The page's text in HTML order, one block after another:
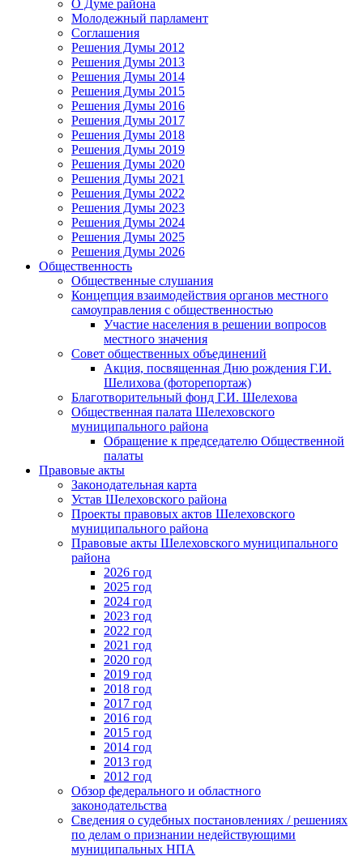
О Думе района
Молодежный парламент
Соглашения
Решения Думы 2012
Решения Думы 2013
Решения Думы 2014
Решения Думы 2015
Решения Думы 2016
Решения Думы 2017
Решения Думы 2018
Решения Думы 2019
Решения Думы 2020
Решения Думы 2021
Решения Думы 2022
Решения Думы 2023
Решения Думы 2024
Решения Думы 2025
Решения Думы 2026
Общественность
Общественные слушания
Концепция взаимодействия органов местного
самоуправления с общественностью
Участие населения в решении вопросов
местного значения
Совет общественных объединений
Акция, посвященная Дню рождения Г.И.
Шелихова (фоторепортаж)
Благотворительный фонд Г.И. Шелехова
Общественная палата Шелеховского
муниципального района
Обращение к председателю Общественной
палаты
Правовые акты
Законодательная карта
Устав Шелеховского района
Проекты правовых актов Шелеховского
муниципального района
Правовые акты Шелеховского муниципального
района
2026 год
2025 год
2024 год
2023 год
2022 год
2021 год
2020 год
2019 год
2018 год
2017 год
2016 год
2015 год
2014 год
2013 год
2012 год
Обзор федерального и областного
законодательства
Сведения о судебных постановлениях / решениях
по делам о признании недействующими
муниципальных НПА